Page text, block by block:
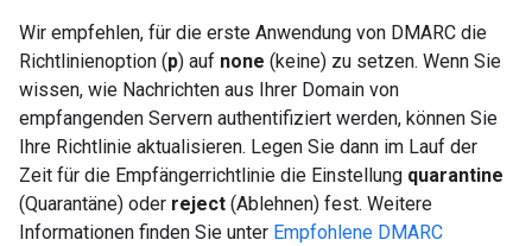
Wir empfehlen, für die erste Anwendung von DMARC die
Richtlinienoption (p) auf none (keine) zu setzen. Wenn Sie
wissen, wie Nachrichten aus Ihrer Domain von
empfangenden Servern authentifiziert werden, können Sie
Ihre Richtlinie aktualisieren. Legen Sie dann im Lauf der
Zeit für die Empfängerrichtlinie die Einstellung quarantine
(Quarantäne) oder reject (Ablehnen) fest. Weitere
Informationen finden Sie unter Empfohlene DMARC